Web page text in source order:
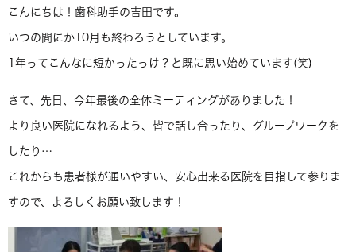
こんにちは！歯科助手の吉田です。
いつの間にか10月も終わろうとしています。
1年ってこんなに短かったっけ？と既に思い始めています(笑)
さて、先日、今年最後の全体ミーティングがありました！
より良い医院になれるよう、皆で話し合ったり、グループワークを
したり…
これからも患者様が通いやすい、安心出来る医院を目指して参りま
すので、よろしくお願い致します！